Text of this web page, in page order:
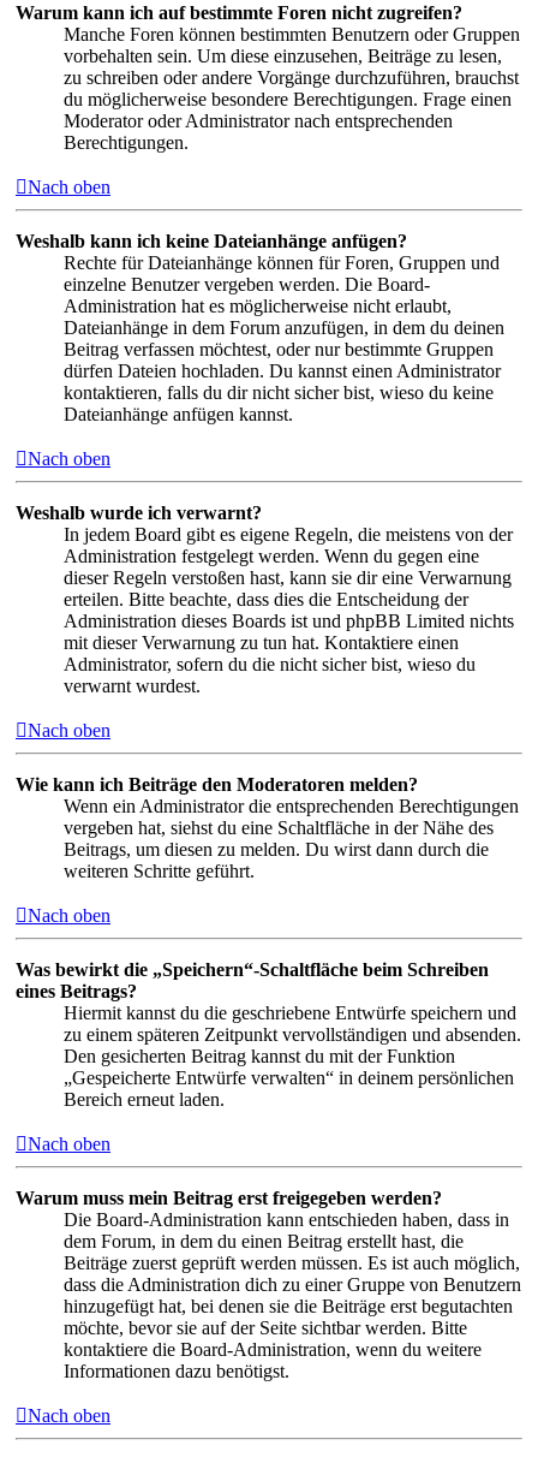
Warum kann ich auf bestimmte Foren nicht zugreifen?
Manche Foren können bestimmten Benutzern oder Gruppen
vorbehalten sein. Um diese einzusehen, Beiträge zu lesen,
zu schreiben oder andere Vorgänge durchzuführen, brauchst
du möglicherweise besondere Berechtigungen. Frage einen
Moderator oder Administrator nach entsprechenden
Berechtigungen.
Nach oben
Weshalb kann ich keine Dateianhänge anfügen?
Rechte für Dateianhänge können für Foren, Gruppen und
einzelne Benutzer vergeben werden. Die Board-
Administration hat es möglicherweise nicht erlaubt,
Dateianhänge in dem Forum anzufügen, in dem du deinen
Beitrag verfassen möchtest, oder nur bestimmte Gruppen
dürfen Dateien hochladen. Du kannst einen Administrator
kontaktieren, falls du dir nicht sicher bist, wieso du keine
Dateianhänge anfügen kannst.
Nach oben
Weshalb wurde ich verwarnt?
In jedem Board gibt es eigene Regeln, die meistens von der
Administration festgelegt werden. Wenn du gegen eine
dieser Regeln verstoßen hast, kann sie dir eine Verwarnung
erteilen. Bitte beachte, dass dies die Entscheidung der
Administration dieses Boards ist und phpBB Limited nichts
mit dieser Verwarnung zu tun hat. Kontaktiere einen
Administrator, sofern du die nicht sicher bist, wieso du
verwarnt wurdest.
Nach oben
Wie kann ich Beiträge den Moderatoren melden?
Wenn ein Administrator die entsprechenden Berechtigungen
vergeben hat, siehst du eine Schaltfläche in der Nähe des
Beitrags, um diesen zu melden. Du wirst dann durch die
weiteren Schritte geführt.
Nach oben
Was bewirkt die „Speichern“-Schaltfläche beim Schreiben
eines Beitrags?
Hiermit kannst du die geschriebene Entwürfe speichern und
zu einem späteren Zeitpunkt vervollständigen und absenden.
Den gesicherten Beitrag kannst du mit der Funktion
„Gespeicherte Entwürfe verwalten“ in deinem persönlichen
Bereich erneut laden.
Nach oben
Warum muss mein Beitrag erst freigegeben werden?
Die Board-Administration kann entschieden haben, dass in
dem Forum, in dem du einen Beitrag erstellt hast, die
Beiträge zuerst geprüft werden müssen. Es ist auch möglich,
dass die Administration dich zu einer Gruppe von Benutzern
hinzugefügt hat, bei denen sie die Beiträge erst begutachten
möchte, bevor sie auf der Seite sichtbar werden. Bitte
kontaktiere die Board-Administration, wenn du weitere
Informationen dazu benötigst.
Nach oben